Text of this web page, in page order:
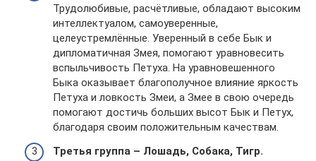
Трудолюбивые, расчётливые, обладают высоким
интеллектуалом, самоуверенные,
целеустремлённые. Уверенный в себе Бык и
дипломатичная Змея, помогают уравновесить
вспыльчивость Петуха. На уравновешенного
Быка оказывает благополучное влияние яркость
Петуха и ловкость Змеи, а Змее в свою очередь
помогают достичь больших высот Бык и Петух,
благодаря своим положительным качествам.
Третья группа – Лошадь, Собака, Тигр.